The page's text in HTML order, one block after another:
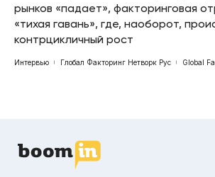
рынков «падает», факторинговая
«тихая гавань», где, наоборот,
контрцикличный рост
Интервью Глобал Факторинг Нетворк Рус Global